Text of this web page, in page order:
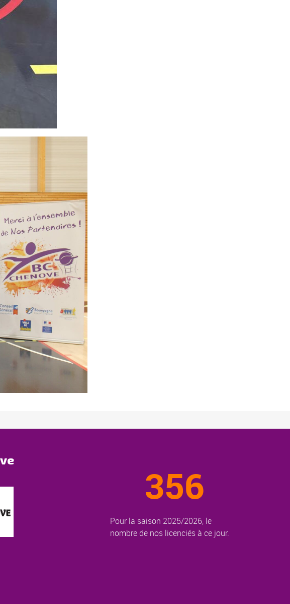
356
Pour la saison 2025/2026, le
nombre de nos licenciés à ce jour.